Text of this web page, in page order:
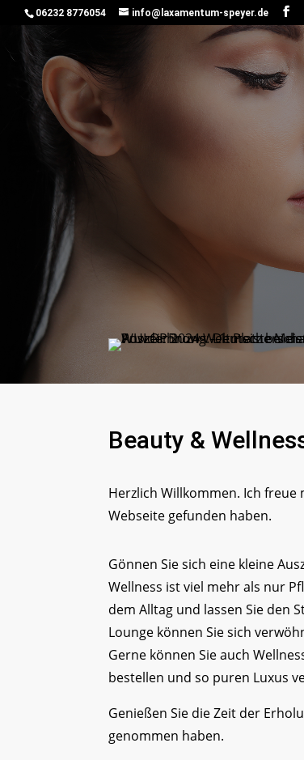
06232 8776054 info@laxamentum-speyer.de
Beauty &
Herzlich Willkommen. Ich freue
Webseite gefunden haben.
Gönnen Sie sich eine kleine
Wellness ist viel mehr als nur
dem Alltag und lassen Sie den
Lounge können Sie sich
Gerne können Sie auch
bestellen und so puren Luxus
Genießen Sie die Zeit der
genommen haben.